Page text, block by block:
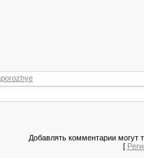
Добавлять комментарии могут
[